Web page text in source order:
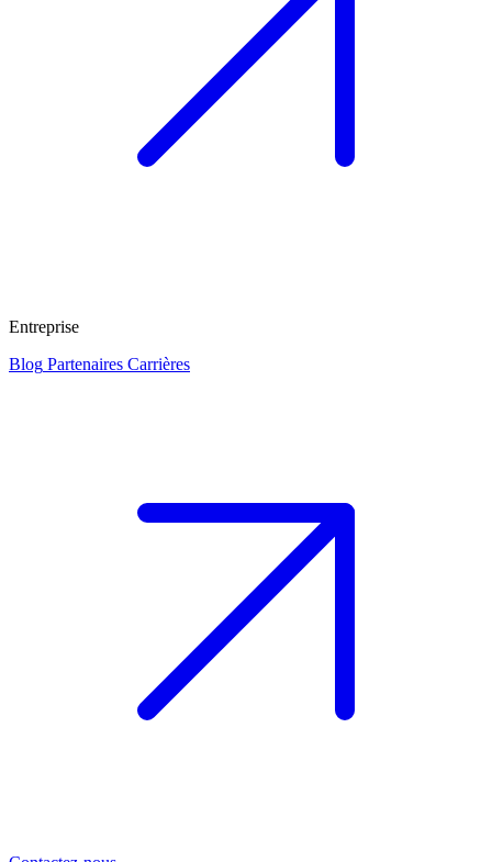
Entreprise
Blog Partenaires Carrières